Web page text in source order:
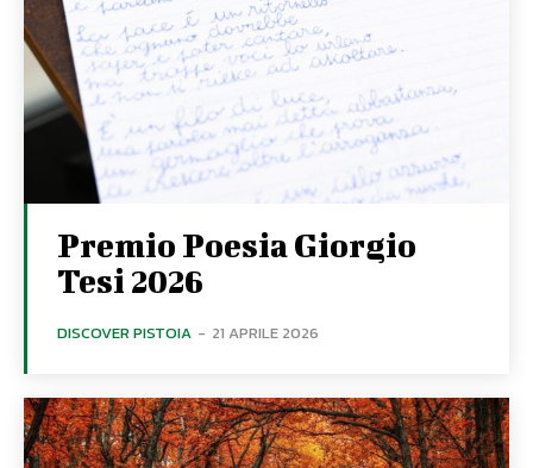
Premio Poesia Giorgio
Tesi 2026
DISCOVER PISTOIA - 21 APRILE 2026